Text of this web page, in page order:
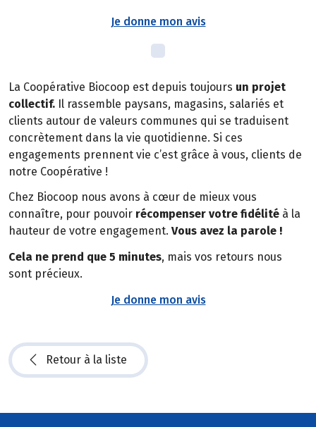
Je donne mon avis
La Coopérative Biocoop est depuis toujours un projet
collectif. Il rassemble paysans, magasins, salariés et
clients autour de valeurs communes qui se traduisent
concrètement dans la vie quotidienne. Si ces
engagements prennent vie c’est grâce à vous, clients de
notre Coopérative !
Chez Biocoop nous avons à cœur de mieux vous
connaître, pour pouvoir récompenser votre fidélité à la
hauteur de votre engagement. Vous avez la parole !
Cela ne prend que 5 minutes, mais vos retours nous
sont précieux.
Je donne mon avis
Retour à la liste